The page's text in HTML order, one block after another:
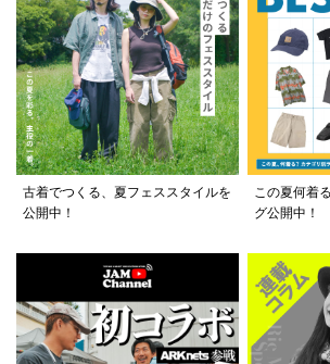
古着でつくる、夏フェススタイルを
公開中！
この夏何着
グ公開中！